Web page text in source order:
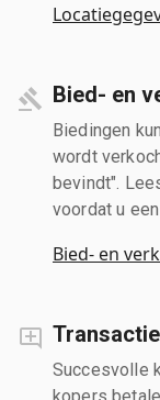
Bied- en
Biedingen
wordt
bevindt".
voordat u
Bied- en
Succesvolle